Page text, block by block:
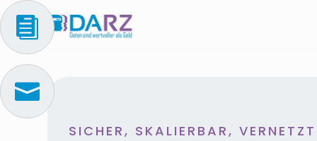
SICHER, SKALIERBAR, VERNETZT

